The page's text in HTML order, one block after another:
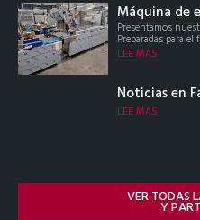
Máquina de
Presentamos
Preparadas para
LEE MAS
Noticias en
LEE MAS
VER TODAS
Y